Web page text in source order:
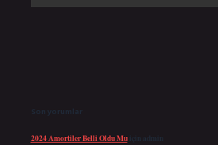
Son yorumlar
2024 Amortiler Belli Oldu Muiçin admin